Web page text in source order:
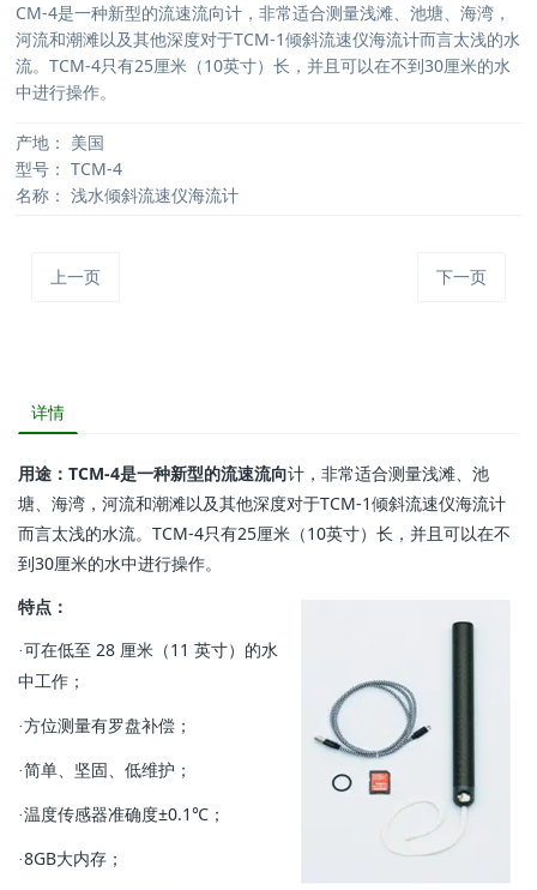
CM-4是一种新型的流速流向计，非常适合测量浅滩、池塘、海湾，
河流和潮滩以及其他深度对于TCM-1倾斜流速仪海流计而言太浅的水
流。TCM-4只有25厘米（10英寸）长，并且可以在不到30厘米的水
中进行操作。
产地： 美国
型号： TCM-4
名称： 浅水倾斜流速仪海流计
上一页 下一页
详情
用途：TCM-4是一种新型的流速流向计，非常适合测量浅滩、池
塘、海湾，河流和潮滩以及其他深度对于TCM-1倾斜流速仪海流计
而言太浅的水流。TCM-4只有25厘米（10英寸）长，并且可以在不
到30厘米的水中进行操作。
特点：
·可在低至 28 厘米（11 英寸）的水
中工作；
·方位测量有罗盘补偿；
·简单、坚固、低维护；
·温度传感器准确度±0.1℃；
·8GB大内存；